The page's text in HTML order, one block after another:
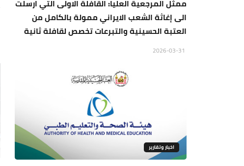
ممثل المرجعية العليا: القافلة الاولى التي ارسلت
الى إغاثة الشعب الايراني ممولة بالكامل من
العتبة الحسينية والتبرعات تخصص لقافلة ثانية
اخبار وتقارير